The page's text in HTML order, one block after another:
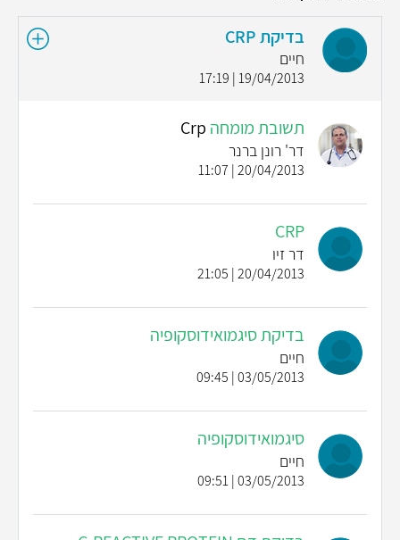
בדיקת CRP
חיים
19/04/2013 | 17:19
תשובת מומחה Crp
דר' רונן ברנר
20/04/2013 | 11:07
CRP
דר זיו
20/04/2013 | 21:05
בדיקת סיגמואידוסקופיה
חיים
03/05/2013 | 09:45
סיגמואידוסקופיה
חיים
03/05/2013 | 09:51